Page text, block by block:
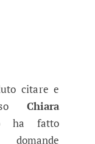
citare e
Chiara
ha fatto